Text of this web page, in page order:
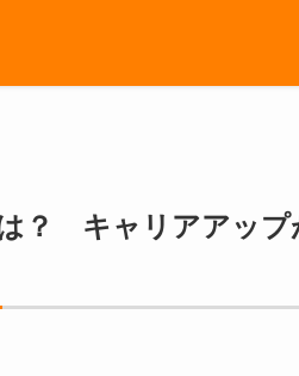
？ キャリアアップ